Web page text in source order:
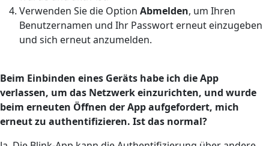
Verwenden Sie die Option Abmelden, um Ihren
Benutzernamen und Ihr Passwort erneut einzugeben
und sich erneut anzumelden.
Beim Einbinden eines Geräts habe ich die App
verlassen, um das Netzwerk einzurichten, und wurde
beim erneuten Öffnen der App aufgefordert, mich
erneut zu authentifizieren. Ist das normal?